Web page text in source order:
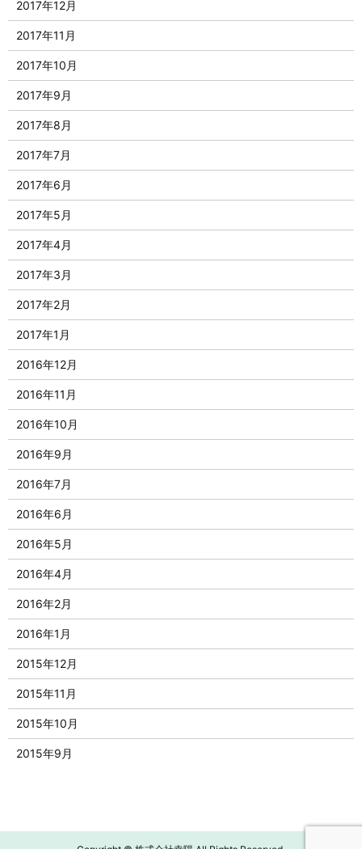
2017年12月
2017年11月
2017年10月
2017年9月
2017年8月
2017年7月
2017年6月
2017年5月
2017年4月
2017年3月
2017年2月
2017年1月
2016年12月
2016年11月
2016年10月
2016年9月
2016年7月
2016年6月
2016年5月
2016年4月
2016年2月
2016年1月
2015年12月
2015年11月
2015年10月
2015年9月